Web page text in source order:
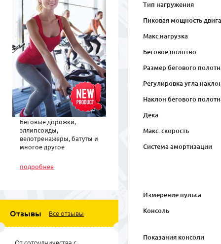
Тип нагружения
Пиковая мощность
Макс.нагрузка
Беговое полотно
Размер бегового
Регулировка угла
Наклон бегового
Дека
Макс. скорость
Система амортизации
Измерение пульса
Консоль
Показания консоли
Беговые дорожки,
эллипсоиды,
велотренажеры, батуты и
многое другое
оборудование по низким
ценам
подробнее
Отзывы Все отзывы
От сотрудничества с